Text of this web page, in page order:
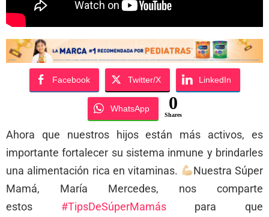
Facebook Twitter/X LinkedIn
WhatsApp 0
Shares
Ahora que nuestros hijos están más activos, es
importante fortalecer su sistema inmune y brindarles
una alimentación rica en vitaminas.
Nuestra Súper
Mamá, María Mercedes, nos comparte
estos #TipsDeSúperMamáspara que